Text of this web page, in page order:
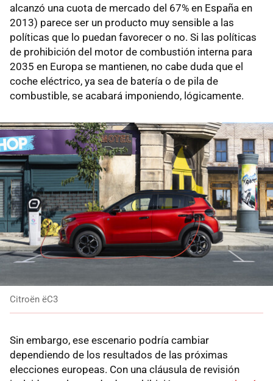
alcanzó una cuota de mercado del 67% en España en
2013) parece ser un producto muy sensible a las
políticas que lo puedan favorecer o no. Si las políticas
de prohibición del motor de combustión interna para
2035 en Europa se mantienen, no cabe duda que el
coche eléctrico, ya sea de batería o de pila de
combustible, se acabará imponiendo, lógicamente.
Citroën ëC3
Sin embargo, ese escenario podría cambiar
dependiendo de los resultados de las próximas
elecciones europeas. Con una cláusula de revisión